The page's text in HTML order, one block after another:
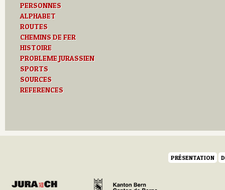
P
Problème jurassien
Q
R
S
T
Textes
U
Z
PERSONNES
ALPHABET
ROUTES
CHEMINS DE FER
HISTOIRE
PROBLEME JURASSIEN
SPORTS
SOURCES
REFERENCES
PRÉSENTATION